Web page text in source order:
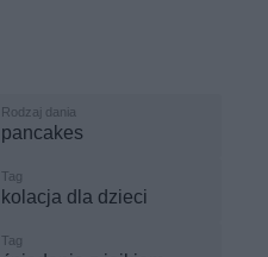
pancakes
kolacja dla dzieci